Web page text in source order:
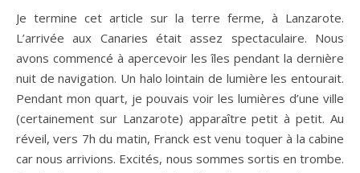
Je termine cet article sur la terre ferme, à Lanzarote.
L’arrivée aux Canaries était assez spectaculaire. Nous
avons commencé à apercevoir les îles pendant la dernière
nuit de navigation. Un halo lointain de lumière les entourait.
Pendant mon quart, je pouvais voir les lumières d’une ville
(certainement sur Lanzarote) apparaître petit à petit. Au
réveil, vers 7h du matin, Franck est venu toquer à la cabine
car nous arrivions. Excités, nous sommes sortis en trombe.